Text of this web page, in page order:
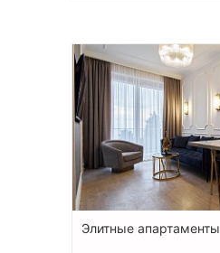
Элитные апартаменты